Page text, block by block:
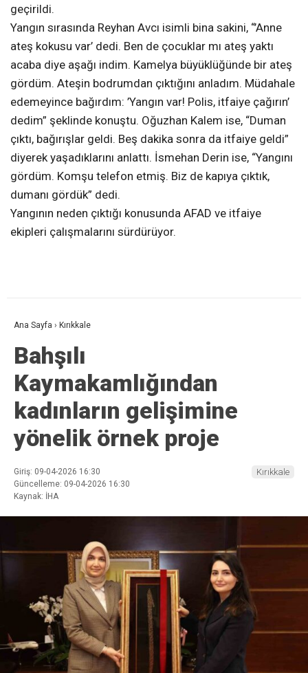
geçirildi.
Yangın sırasında Reyhan Avcı isimli bina sakini, “’Anne
ateş kokusu var’ dedi. Ben de çocuklar mı ateş yaktı
acaba diye aşağı indim. Kamelya büyüklüğünde bir ateş
gördüm. Ateşin bodrumdan çıktığını anladım. Müdahale
edemeyince bağırdım: ’Yangın var! Polis, itfaiye çağırın’
dedim” şeklinde konuştu. Oğuzhan Kalem ise, “Duman
çıktı, bağırışlar geldi. Beş dakika sonra da itfaiye geldi”
diyerek yaşadıklarını anlattı. İsmehan Derin ise, “Yangını
gördüm. Komşu telefon etmiş. Biz de kapıya çıktık,
dumanı gördük” dedi.
Yangının neden çıktığı konusunda AFAD ve itfaiye
ekipleri çalışmalarını sürdürüyor.
Ana Sayfa › Kırıkkale
Bahşılı
Kaymakamlığından
kadınların gelişimine
yönelik örnek proje
Giriş: 09-04-2026 16:30
Güncelleme: 09-04-2026 16:30
Kaynak: İHA
Kırıkkale